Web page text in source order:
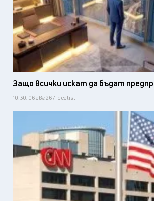
Защо всички искат да бъдат
10:30, 06 авг 26 / Idealisti